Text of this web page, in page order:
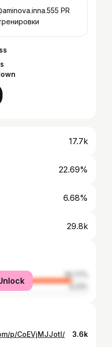
на тренировки
17.7k
22.69%
6.68%
29.8k
90.77%
9.23%
p/CoEVjMJJotI/ 3.6k